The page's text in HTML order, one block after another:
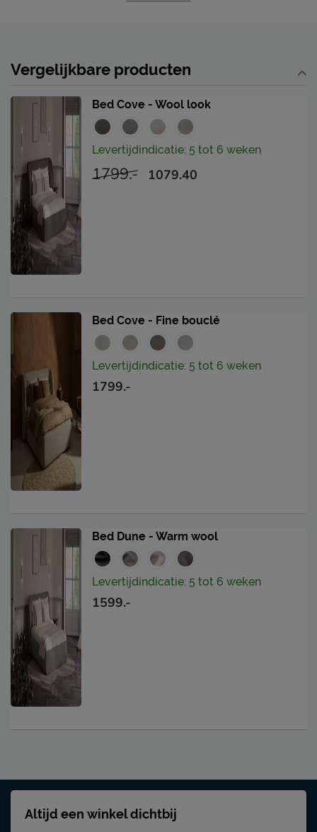
Protector zodat deze als geen ander beschermd is
Levering & garantie
Met Kårlsson kun je rekenen op gegarandeerde en
constante kwaliteit, jarenlang comfort en een design
dat tijdloos mooi blijft. Je vindt alle informatie over
garantie en levering bij het kopje ‘Goed om te weten’.
Vergelijkbare producten
Bed Cove - Wool look
Levertijdindicatie: 5 tot 6 weken
1799.- 1079.40
Bed Cove - Fine bouclé
Levertijdindicatie: 5 tot 6 weken
1799.-
Bed Dune - Warm wool
Levertijdindicatie: 5 tot 6 weken
1599.-
Altijd een winkel dichtbij